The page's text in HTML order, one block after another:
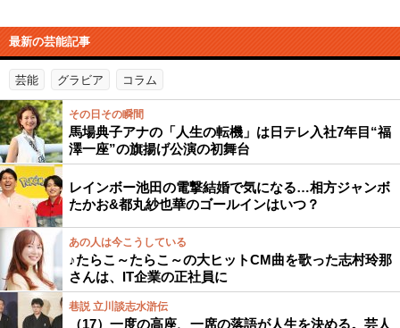
最新の芸能記事
芸能 グラビア コラム
その日その瞬間
馬場典子アナの「人生の転機」は日テレ入社7年目“福
澤一座”の旗揚げ公演の初舞台
レインボー池田の電撃結婚で気になる…相方ジャンボ
たかお&都丸紗也華のゴールインはいつ？
あの人は今こうしている
♪たらこ～たらこ～の大ヒットCM曲を歌った志村玲那
さんは、IT企業の正社員に
巷説 立川談志水滸伝
（17）一度の高座、一席の落語が人生を決める。芸人